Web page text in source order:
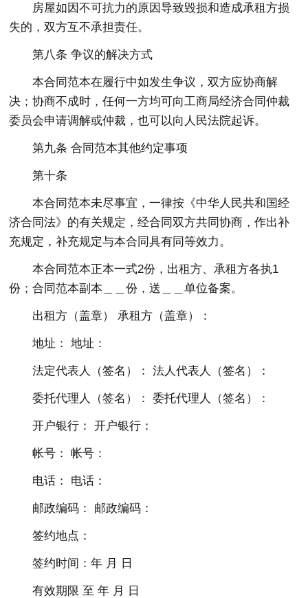
房屋如因不可抗力的原因导致毁损和造成承租方损
失的，双方互不承担责任。
第八条 争议的解决方式
本合同范本在履行中如发生争议，双方应协商解
决；协商不成时，任何一方均可向工商局经济合同仲裁
委员会申请调解或仲裁，也可以向人民法院起诉。
第九条 合同范本其他约定事项
第十条
本合同范本未尽事宜，一律按《中华人民共和国经
济合同法》的有关规定，经合同双方共同协商，作出补
充规定，补充规定与本合同具有同等效力。
本合同范本正本一式2份，出租方、承租方各执1
份；合同范本副本＿＿份，送＿＿单位备案。
出租方（盖章） 承租方（盖章）：
地址： 地址：
法定代表人（签名）： 法人代表人（签名）：
委托代理人（签名）： 委托代理人（签名）：
开户银行： 开户银行：
帐号： 帐号：
电话： 电话：
邮政编码： 邮政编码：
签约地点：
签约时间：年 月 日
有效期限 至 年 月 日